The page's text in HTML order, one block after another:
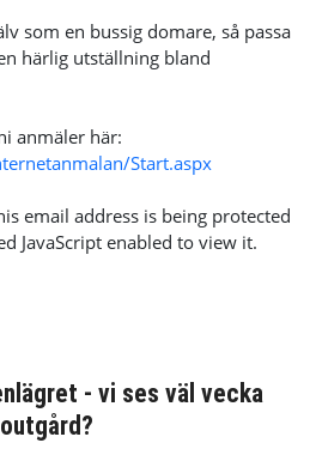
som en bussig domare, så passa
härlig utställning bland
anmäler här:
Start.aspx
email address is being protected
JavaScript enabled to view it.
- vi ses väl vecka